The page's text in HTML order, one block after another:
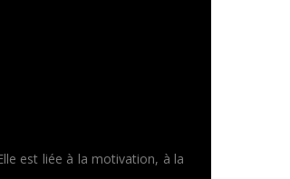
est liée à la motivation, à la